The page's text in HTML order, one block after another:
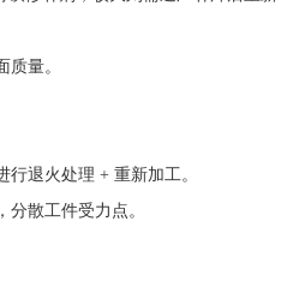
量。
行退火处理 + 重新加工。
散工件受力点。